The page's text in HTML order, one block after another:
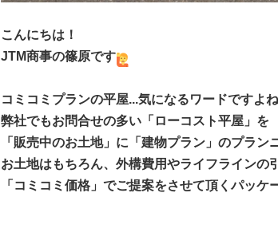
こんにちは！
JTM商事の篠原です
コミコミプランの平屋...気になるワードですよね
弊社でもお問合せの多い「ローコスト平屋」を
「販売中のお土地」に「建物プラン」のプラン
お土地はもちろん、外構費用やライフラインの
「コミコミ価格」でご提案をさせて頂くパッケ